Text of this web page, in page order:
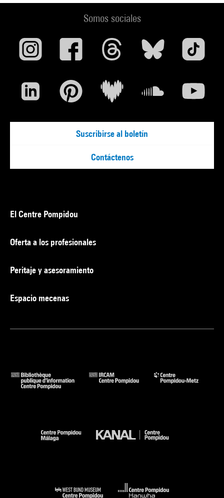
Somos sociales
Suscribirse al boletín
Contáctenos
El Centre Pompidou
Oferta a los profesionales
Peritaje y asesoramiento
Espacio mecenas